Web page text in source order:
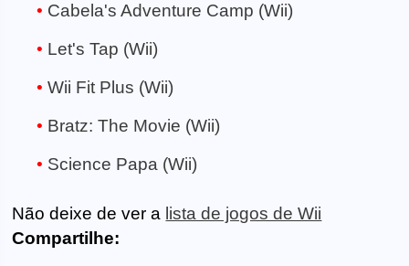
Cabela's Adventure Camp (Wii)
Let's Tap (Wii)
Wii Fit Plus (Wii)
Bratz: The Movie (Wii)
Science Papa (Wii)
Não deixe de ver a lista de jogos de Wii
Compartilhe: